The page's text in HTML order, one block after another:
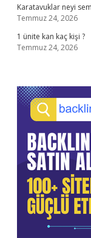
Karatavuklar neyi
Temmuz 24, 2026
1 ünite kan kaç kişi ?
Temmuz 24, 2026